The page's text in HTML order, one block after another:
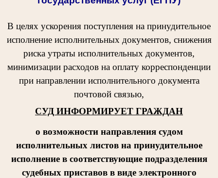
В целях ускорения поступления на принудительное
исполнение исполнительных документов, снижения
риска утраты исполнительных документов,
минимизации расходов на оплату корреспонденции
при направлении исполнительного документа
почтовой связью,
СУД ИНФОРМИРУЕТ ГРАЖДАН
о возможности направления судом
исполнительных листов на принудительное
исполнение в соответствующие подразделения
судебных приставов в виде электронного